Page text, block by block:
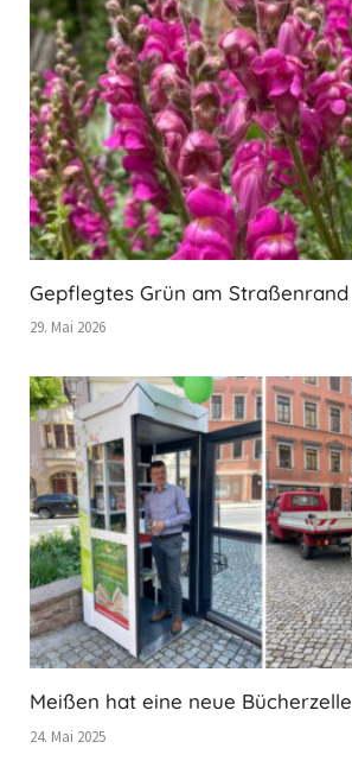
Gepflegtes Grün am Straßenrand
29. Mai 2026
Meißen hat eine neue Bücherzelle
24. Mai 2025